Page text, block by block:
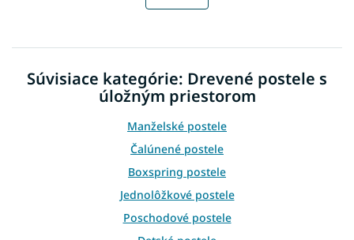
c
e
p
r
v
k
y
v
ý
p
i
s
a
e
Súvisiace kategórie: Drevené postele s
úložným priestorom
Manželské postele
Čalúnené postele
Boxspring postele
Jednolôžkové postele
Poschodové postele